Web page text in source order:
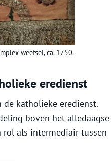
weefsel, ca. 1750.
eredienst
katholieke eredienst.
boven het alledaagse
als intermediair tussen